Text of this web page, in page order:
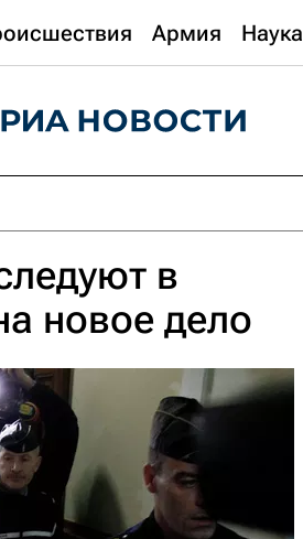
Армия Наука
в
новое дело